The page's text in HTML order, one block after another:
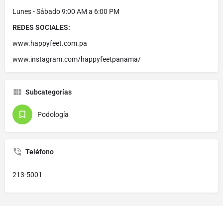
Lunes - Sábado 9:00 AM a 6:00 PM
REDES SOCIALES:
www.happyfeet.com.pa
www.instagram.com/happyfeetpanama/
Subcategorías
Podología
Teléfono
213-5001